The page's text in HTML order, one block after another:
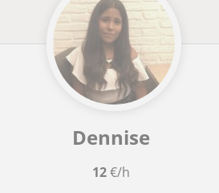
Dennise
12€/h